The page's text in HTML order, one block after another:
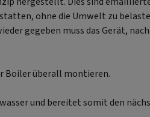
ohne die Umwelt zu
gegeben muss das Gerät,
Boiler überall montieren.
und bereitet somit den